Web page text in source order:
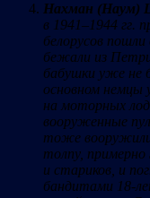
Нахман (Наум)
в 1941–1944 гг.
белорусов
бежали из
бабушки уже не
основном немцы
на моторных
вооруженные
тоже
толпу,
и стариков, и
бандитами 18-